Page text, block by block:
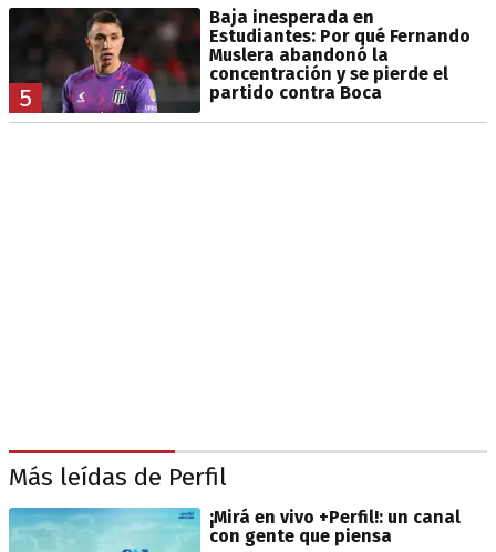
5
Baja inesperada en
Estudiantes: Por qué Fernando
Muslera abandonó la
concentración y se pierde el
partido contra Boca
Más leídas de Perfil
¡Mirá en vivo +Perfil!: un canal
con gente que piensa